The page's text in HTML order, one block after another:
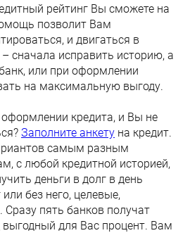
рейтинг Вы сможете на
позволит Вам
и двигаться в
сначала исправить историю, а
или при оформлении
на максимальную выгоду.
кредита, и Вы не
Заполните анкету на кредит.
самым разным
с любой кредитной историей,
деньги в долг в день
без него, целевые,
Сразу пять банков получат
выгодный для Вас процент. Вам